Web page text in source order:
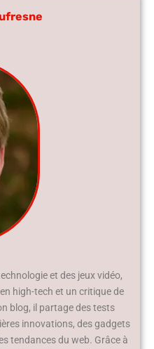
et des jeux vidéo,
high-tech et un critique de
blog, il partage des tests
innovations, des gadgets
tendances du web. Grâce à